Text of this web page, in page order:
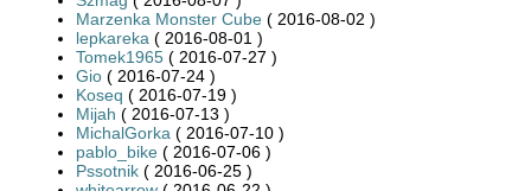
Marzenka Monster Cube ( 2016-08-02 )
lepkareka ( 2016-08-01 )
Tomek1965 ( 2016-07-27 )
Gio ( 2016-07-24 )
Koseq ( 2016-07-19 )
Mijah ( 2016-07-13 )
MichalGorka ( 2016-07-10 )
pablo_bike ( 2016-07-06 )
Pssotnik ( 2016-06-25 )